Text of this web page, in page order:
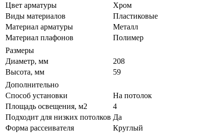
Цвет арматуры
Хром
Виды материалов
Пластиковые
Материал арматуры
Металл
Материал плафонов
Полимер
Размеры
Диаметр, мм
208
Высота, мм
59
Дополнительно
Способ установки
На потолок
Площадь освещения, м2
4
Подходит для низких потолков Да
Форма рассеивателя
Круглый